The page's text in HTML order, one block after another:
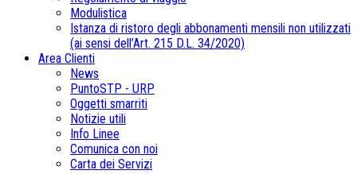
Modulistica
Istanza di ristoro degli abbonamenti mensili non utilizzati
(ai sensi dell’Art. 215 D.L. 34/2020)
Area Clienti
News
PuntoSTP - URP
Oggetti smarriti
Notizie utili
Info Linee
Comunica con noi
Carta dei Servizi